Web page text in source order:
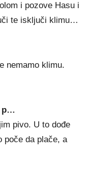
i pozove Hasu i
te isključi klimu…
nemamo klimu.
p…
pivo. U to dođe
poče da plače, a